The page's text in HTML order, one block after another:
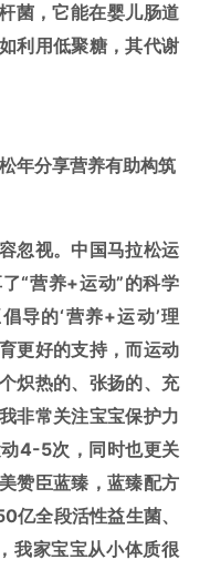
菌，它能在婴儿肠道
利用低聚糖，其代谢
年分享营养有助构筑
忽视。 中国马拉松运
“营养+运动”的科学
导的‘营养+运动’理
更好的支持，而运动
炽热的、张扬的、充
非常关注宝宝保护力
4-5次，同时也更关
赞臣蓝臻，蓝臻配方
亿全段活性益生菌、
我家宝宝从小体质很